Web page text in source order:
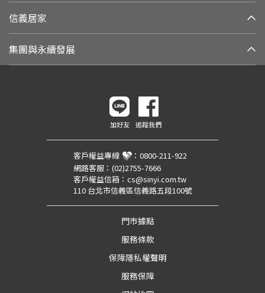
信義居家
集團與永續發展
加好友 追蹤我們
客戶權益專線 ： 0800-211-922
網路客服： (02)2755-7666
客戶權益信箱： cs@sinyi.com.tw
110 台北市信義區信義路五段100號
門市據點
服務條款
保障隱私權聲明
服務保障